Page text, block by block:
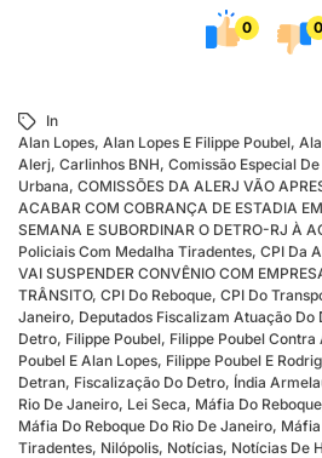
0 0
In
Alan Lopes, Alan Lopes E Filippe Poubel,
Alerj, Carlinhos BNH, Comissão Especial
Urbana, COMISSÕES DA ALERJ VÃO
ACABAR COM COBRANÇA DE ESTADIA
SEMANA E SUBORDINAR O DETRO-RJ À
Policiais Com Medalha Tiradentes, CPI Da
VAI SUSPENDER CONVÊNIO COM
TRÂNSITO, CPI Do Reboque, CPI Do
Janeiro, Deputados Fiscalizam Atuação Do
Detro, Filippe Poubel, Filippe Poubel
Poubel E Alan Lopes, Filippe Poubel E
Detran, Fiscalização Do Detro, Índia
Rio De Janeiro, Lei Seca, Máfia Do Reboque
Máfia Do Reboque Do Rio De Janeiro, Máfia
Tiradentes, Nilópolis, Notícias, Notícias De